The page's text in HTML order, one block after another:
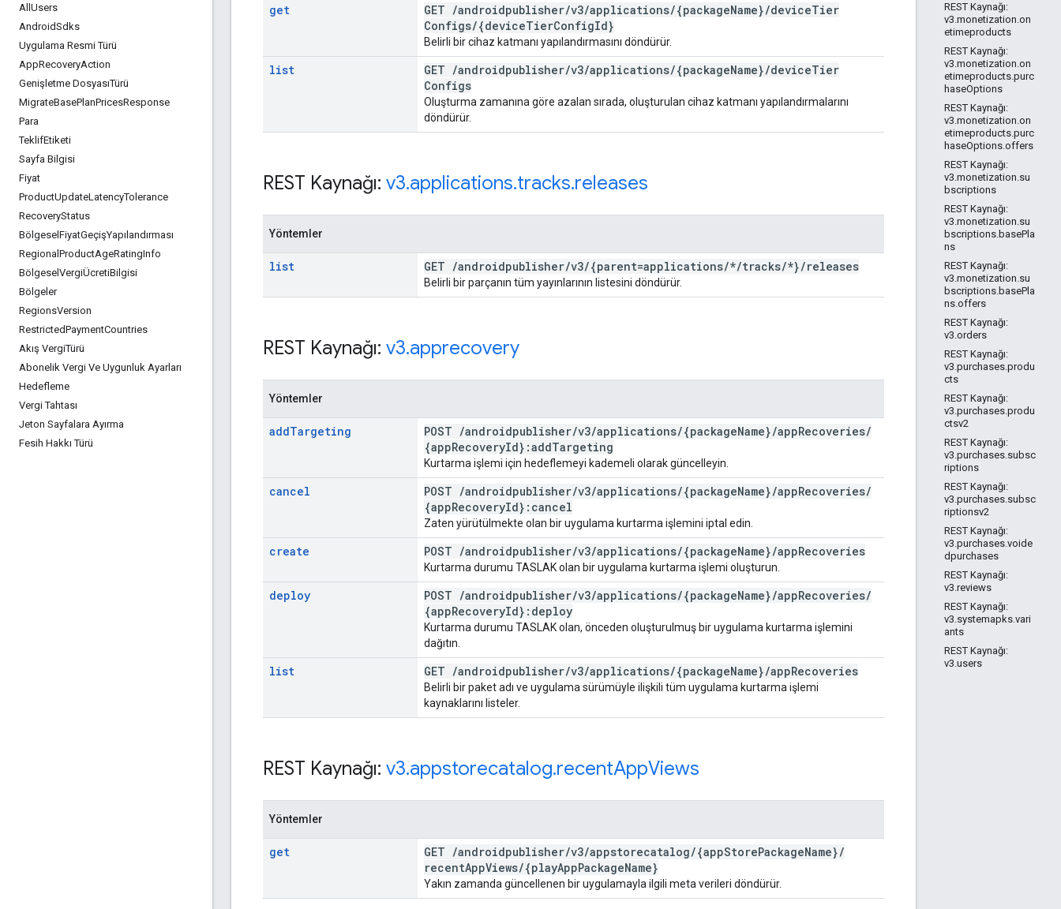
All Users
AndroidSdks
Uygulama Resmi Türü
AppRecoveryAction
Genişletme DosyasıTürü
MigrateBasePlanPricesResponse
Para
TeklifEtiketi
Sayfa Bilgisi
Fiyat
ProductUpdateLatencyTolerance
RecoveryStatus
Bölgesel FiyatGeçişYapılandırması
Regional ProductAgeRatingInfo
Bölgesel VergiÜcretiBilgisi
Bölgeler
RegionsVersion
RestrictedPaymentCountries
Akış VergiTürü
Abonelik Vergi Ve Uygunluk Ayarları
Hedefleme
Vergi Tahtası
Jeton Sayfalara Ayırma
Fesih Hakkı Türü
REST Kaynağı:
v3.monetization.on
etimeproducts
REST Kaynağı:
v3.monetization.on
etimeproducts.purc
haseOptions
REST Kaynağı:
v3.monetization.on
etimeproducts.purc
haseOptions.offers
REST Kaynağı:
v3.monetization.su
bscriptions
REST Kaynağı:
v3.monetization.su
bscriptions.basePla
ns
REST Kaynağı:
v3.monetization.su
bscriptions.basePla
ns.offers
REST Kaynağı:
v3.orders
REST Kaynağı:
v3.purchases.produ
cts
REST Kaynağı:
v3.purchases.produ
ctsv2
REST Kaynağı:
v3.purchases.subsc
riptions
REST Kaynağı:
v3.purchases.subsc
riptionsv2
REST Kaynağı:
v3.purchases.voide
dpurchases
REST Kaynağı:
v3.reviews
REST Kaynağı:
v3.systemapks.vari
ants
REST Kaynağı:
v3.users
get GET /androidpublisher/v3/applications/{packageName}/deviceTier
Configs/{deviceTierConfigId}
Belirli bir cihaz katmanı yapılandırmasını döndürür.
list GET /androidpublisher/v3/applications/{packageName}/deviceTier
Configs
Oluşturma zamanına göre azalan sırada, oluşturulan cihaz katmanı yapılandırmalarını
döndürür.
REST Kaynağı: v3.applications.tracks.releases
Yöntemler
list GET /androidpublisher/v3/{parent=applications/*/tracks/*}/releases
Belirli bir parçanın tüm yayınlarının listesini döndürür.
REST Kaynağı: v3.apprecovery
Yöntemler
addTargeting POST /androidpublisher/v3/applications/{packageName}/appRecoveries/
{appRecoveryId}:addTargeting
Kurtarma işlemi için hedeflemeyi kademeli olarak güncelleyin.
cancel POST /androidpublisher/v3/applications/{packageName}/appRecoveries/
{appRecoveryId}:cancel
Zaten yürütülmekte olan bir uygulama kurtarma işlemini iptal edin.
create POST /androidpublisher/v3/applications/{packageName}/appRecoveries
Kurtarma durumu TASLAK olan bir uygulama kurtarma işlemi oluşturun.
deploy POST /androidpublisher/v3/applications/{packageName}/appRecoveries/
{appRecoveryId}:deploy
Kurtarma durumu TASLAK olan, önceden oluşturulmuş bir uygulama kurtarma işlemini
dağıtın.
list GET /androidpublisher/v3/applications/{packageName}/appRecoveries
Belirli bir paket adı ve uygulama sürümüyle ilişkili tüm uygulama kurtarma işlemi
kaynaklarını listeler.
REST Kaynağı: v3.appstorecatalog.recentAppViews
Yöntemler
get GET /androidpublisher/v3/appstorecatalog/{appStorePackageName}/
recentAppViews/{playAppPackageName}
Yakın zamanda güncellenen bir uygulamayla ilgili meta verileri döndürür.